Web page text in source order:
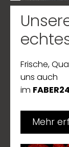
Frische,
uns auch
im
Mehr